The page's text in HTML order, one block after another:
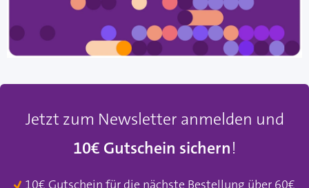
Jetzt zum Newsletter anmelden und
10€ Gutschein sichern!
10€ Gutschein für die nächste Bestellung über 60€